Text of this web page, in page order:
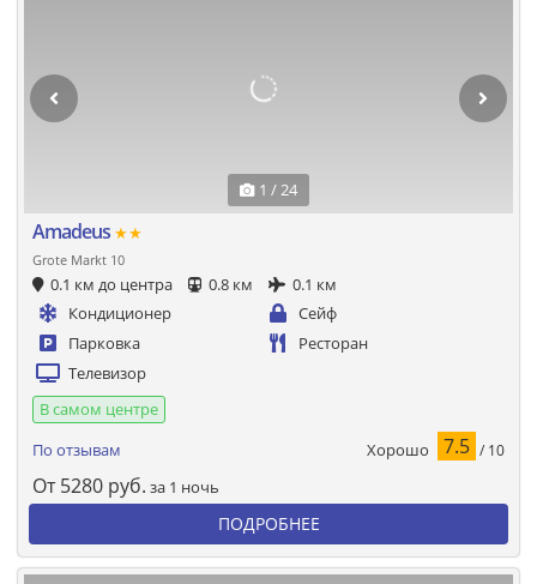
1 / 24
Amadeus ★★
Grote Markt 10
0.1 км до центра 0.8 км
0.1 км
Кондиционер
Сейф
Парковка
Ресторан
Телевизор
В самом центре
По отзывам
Хорошо 7.5 / 10
От 5280 руб. за 1 ночь
ПОДРОБНЕЕ